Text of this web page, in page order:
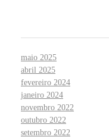
maio 2025
abril 2025
fevereiro 2024
janeiro 2024
novembro 2022
outubro 2022
setembro 2022